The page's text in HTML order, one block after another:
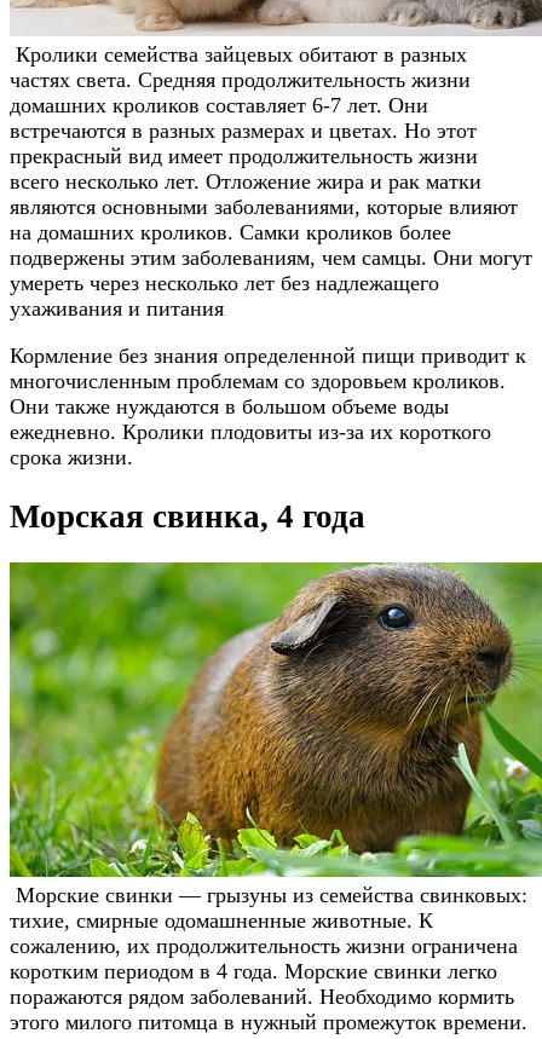
Кролики семейства зайцевых обитают в разных
частях света. Средняя продолжительность жизни
домашних кроликов составляет 6-7 лет. Они
встречаются в разных размерах и цветах. Но этот
прекрасный вид имеет продолжительность жизни
всего несколько лет. Отложение жира и рак матки
являются основными заболеваниями, которые влияют
на домашних кроликов. Самки кроликов более
подвержены этим заболеваниям, чем самцы. Они могут
умереть через несколько лет без надлежащего
ухаживания и питания
Кормление без знания определенной пищи приводит к
многочисленным проблемам со здоровьем кроликов.
Они также нуждаются в большом объеме воды
ежедневно. Кролики плодовиты из-за их короткого
срока жизни.
Морская свинка, 4 года
Морские свинки — грызуны из семейства свинковых:
тихие, смирные одомашненные животные. К
сожалению, их продолжительность жизни ограничена
коротким периодом в 4 года. Морские свинки легко
поражаются рядом заболеваний. Необходимо кормить
этого милого питомца в нужный промежуток времени.